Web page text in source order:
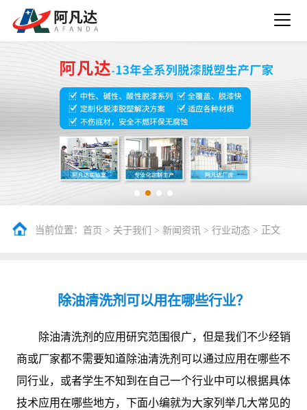
当前位置： 首页 > 关于我们 > 新闻资讯 > 行业动态> 正文
除油清洗剂可以用在哪些行业？
除油清洗剂的应用研究范围很广，但是我们不少经销
商或厂家都不需要知道除油清洗剂可以通过应用在哪些不
同行业，或者学生不知到在自己一个行业中可以根据具体
技术应用在哪些地方，下面小编就为大家列举几大常见的